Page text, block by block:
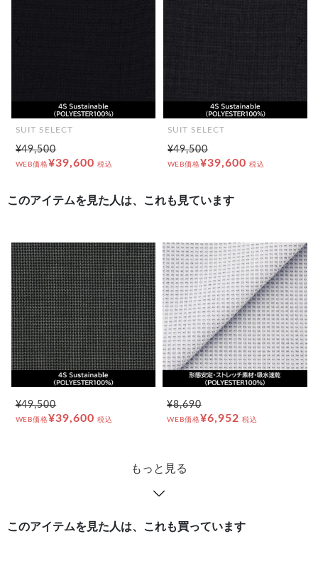
SUIT SELECT
¥49,500
WEB価格¥39,600 税込
SUIT SELECT
¥49,500
WEB価格¥39,600 税込
前の画像
このアイテムを見た人は、これも見ています
¥49,500
WEB価格¥39,600 税込
¥8,690
WEB価格¥6,952 税込
もっと見る
このアイテムを見た人は、これも買っています